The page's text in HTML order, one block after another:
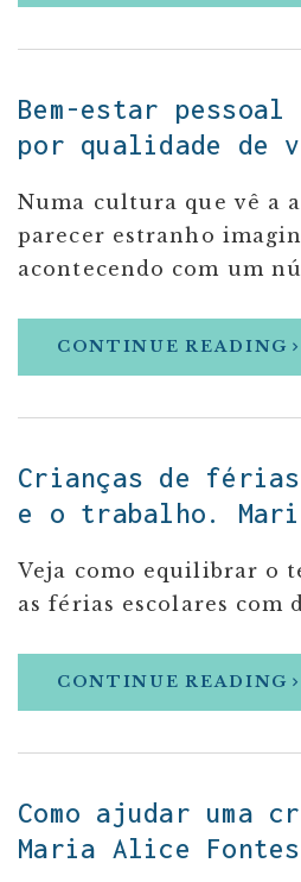
Bem-estar
por qualidade de
Numa cultura que vê a
parecer estranho
acontecendo com um
CONTINUE READING
Crianças de
e o trabalho.
Veja como equilibrar o
as férias escolares com
CONTINUE READING
Como ajudar uma
Maria Alice Fontes